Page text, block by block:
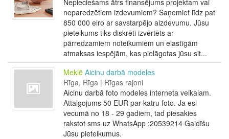
Nepieciešams ātrs finansējums projektam vai
neparedzētiem izdevumiem? Saņemiet līdz pat
850 000 eiro ar savstarpējo aizdevumu. Jūsu
pieteikums tiks diskrēti izvērtēts ar
pārredzamiem noteikumiem un elastīgām
atmaksas iespējām, kas pielāgotas jūsu sit...
Meklē Aicinu darbā modeles
Rīga, Rīga | Rīgas rajoni
Aicinu darbā foto modeles interneta veikalam.
Attalgojums 50 EUR par katru foto. Ja esi
vecumā no 18 - 29 gadiem, tad piesakies
rakstot sms uz WhatsApp :20539214 Gaidīšu
Jūsu pieteikumus.